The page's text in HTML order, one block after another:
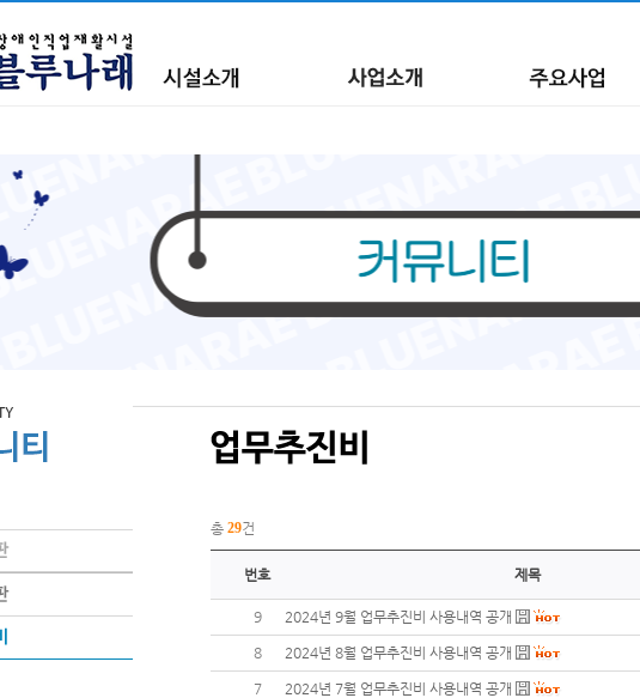
총 29건
번호 제목
9 2024년 9월 업무추진비 사용내역 공개
8 2024년 8월 업무추진비 사용내역 공개
7 2024년 7월 업무추진비 사용내역 공개